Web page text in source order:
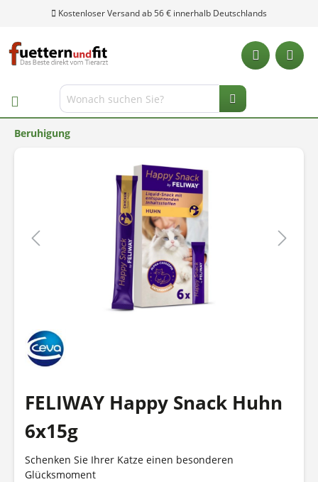
Kostenloser Versand ab 56 € innerhalb Deutschlands
Beruhigung
FELIWAY Happy Snack Huhn
6x15g
Schenken Sie Ihrer Katze einen besonderen
Glücksmoment